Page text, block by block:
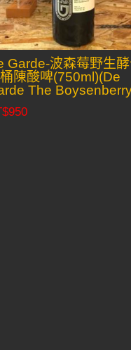
Garde-波森莓野生
陳酸啤(750ml)(De
The
950